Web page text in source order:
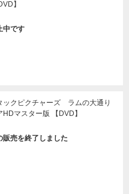
】
中です
ックピクチャーズ ラムの大通り
HDマスター版 【DVD】
販売を終了しました